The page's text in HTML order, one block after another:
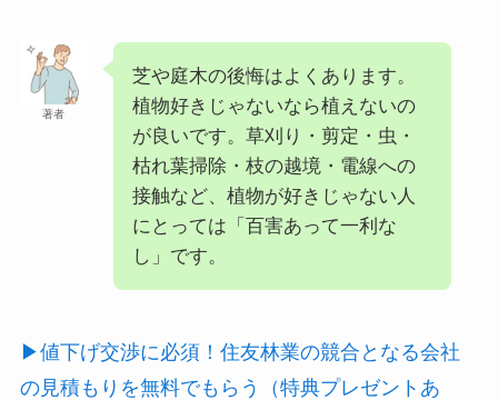
著者
芝や庭木の後悔はよくあります。
植物好きじゃないなら植えないの
が良いです。草刈り・剪定・虫・
枯れ葉掃除・枝の越境・電線への
接触など、植物が好きじゃない人
にとっては「百害あって一利な
し」です。
▶値下げ交渉に必須！住友林業の競合となる会社
の見積もりを無料でもらう（特典プレゼントあ